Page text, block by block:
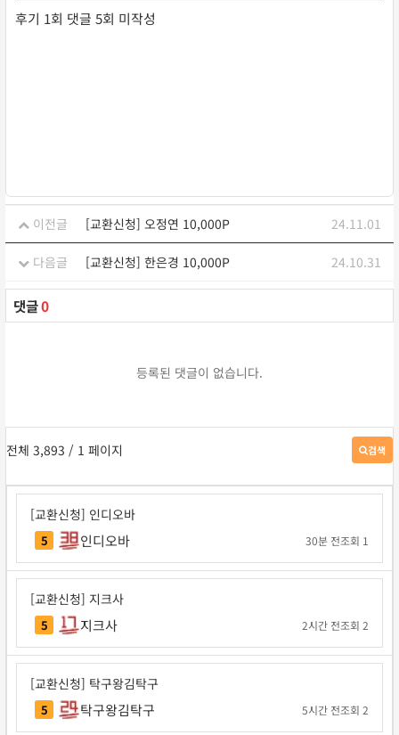
후기 1회 댓글 5회 미작성
이전글 [교환신청] 오정연 10,000P 24.11.01
다음글 [교환신청] 한은경 10,000P 24.10.31
댓글0
등록된 댓글이 없습니다.
전체 3,893 / 1 페이지 검색
게
판
검
[교환신청] 인디오바
5 인디오바 30분 전조회 1
[교환신청] 지크사
5 지크사 2시간 전조회 2
[교환신청] 탁구왕김탁구
5 탁구왕김탁구 5시간 전조회 2